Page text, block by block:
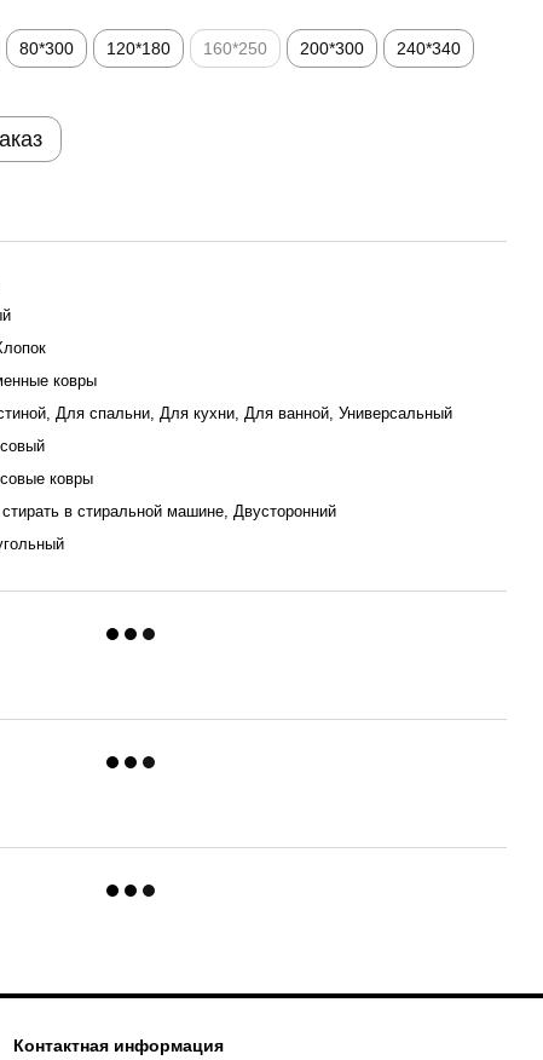
80*300 120*180 160*250 200*300 240*340
ковры
Для спальни, Для кухни, Для ванной, Универсальный
ковры
в стиральной машине, Двусторонний
Контактная информация